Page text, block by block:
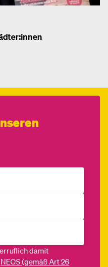
damit
NEOS (gemäß Art 26